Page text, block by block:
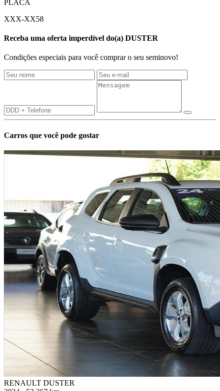
PLACA
XXX-XX58
Receba uma oferta imperdível do(a) DUSTER
Condições especiais para você comprar o seu seminovo!
Carros que você pode gostar
RENAULT DUSTER